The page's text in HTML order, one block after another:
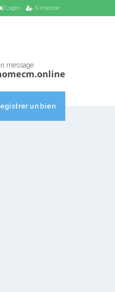
Login S'inscrire
message
un bien